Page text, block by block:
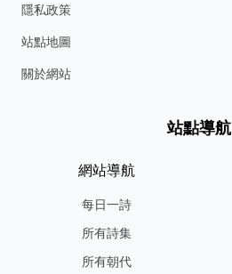
隱私政策
站點地圖
關於網站
站點導航
網站導航
每日一詩
所有詩集
所有朝代